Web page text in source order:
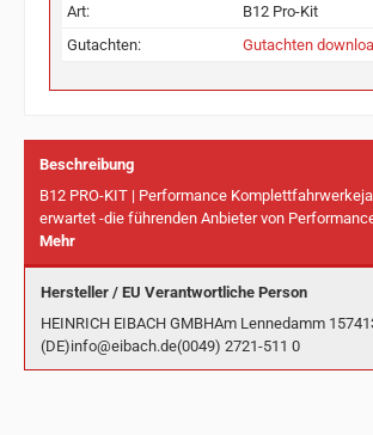
Art:
B12 Pro-Kit
Gutachten:
Gutachten
Beschreibung
B12 PRO-KIT | Performance
erwartet -die führenden Anbieter von
Mehr
Hersteller / EU Verantwortliche Person
HEINRICH EIBACH GMBHAm Lennedamm
(DE)info@eibach.de(0049) 2721-511 0